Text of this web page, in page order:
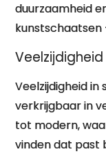
duurzaamheid
Veelzijdigheid
Veelzijdigheid in
verkrijgbaar in
tot modern,
vinden dat past